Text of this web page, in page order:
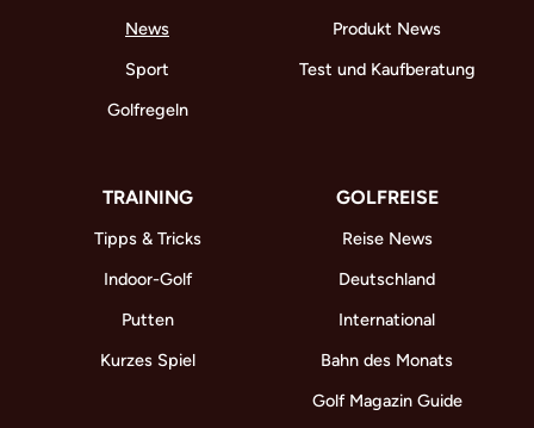
News
Sport
Golfregeln
Produkt News
Test und Kaufberatung
TRAINING
Tipps & Tricks
Indoor-Golf
Putten
Kurzes Spiel
GOLFREISE
Reise News
Deutschland
International
Bahn des Monats
Golf Magazin Guide